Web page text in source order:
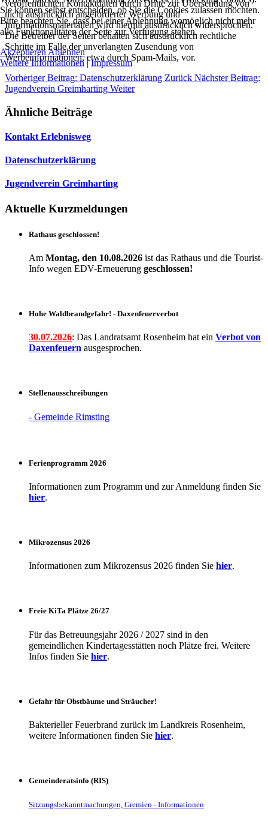
veröffentlichten Kontaktdaten durch Dritte zur Übersendung von
nicht ausdrücklich angeforderter Werbung und
Informationsmaterialien wird hiermit ausdrücklich widersprochen.
Die Betreiber der Seiten behalten sich ausdrücklich rechtliche
Schritte im Falle der unverlangten Zusendung von
Werbeinformationen, etwa durch Spam-Mails, vor.
Vorheriger Beitrag: Datenschutzerklärung Zurück Nächster Beitrag:
Jugendverein Greimharting Weiter
Ähnliche Beiträge
Kontakt Erlebnisweg
Datenschutzerklärung
Jugendverein Greimharting
Aktuelle Kurzmeldungen
Rathaus geschlossen!
Am Montag, den 10.08.2026 ist das Rathaus und die Tourist-
Info wegen EDV-Erneuerung geschlossen!
Hohe Waldbrandgefahr! - Daxenfeuerverbot
30.07.2026: Das Landratsamt Rosenheim hat ein Verbot von
Daxenfeuern ausgesprochen.
Stellenausschreibungen
- Gemeinde Rimsting
Ferienprogramm 2026
Informationen zum Programm und zur Anmeldung finden Sie
hier.
Mikrozensus 2026
Informationen zum Mikrozensus 2026 finden Sie hier.
Freie KiTa Plätze 26/27
Für das Betreuungsjahr 2026 / 2027 sind in den
gemeindlichen Kindertagesstätten noch Plätze frei. Weitere
Infos finden Sie hier.
Gefahr für Obstbäume und Sträucher!
Bakterieller Feuerbrand zurück im Landkreis Rosenheim,
weitere Informationen finden Sie hier.
Gemeinderatsinfo (RIS)
Sitzungsbekanntmachungen, Gremien - Informationen
Sie können selbst entscheiden, ob Sie die Cookies zulassen möchten.
Bitte beachten Sie, dass bei einer Ablehnung womöglich nicht mehr
alle Funktionalitäten der Seite zur Verfügung stehen.
Akzeptieren Ablehnen
Weitere Informationen |Impressum